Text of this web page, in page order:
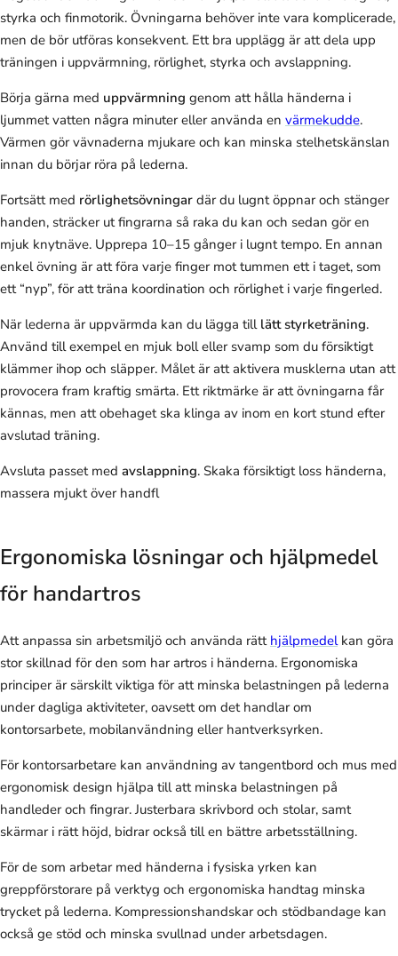
styrka och finmotorik. Övningarna behöver inte vara komplicerade,
men de bör utföras konsekvent. Ett bra upplägg är att dela upp
träningen i uppvärmning, rörlighet, styrka och avslappning.
Börja gärna med uppvärmning genom att hålla händerna i
ljummet vatten några minuter eller använda en värmekudde.
Värmen gör vävnaderna mjukare och kan minska stelhetskänslan
innan du börjar röra på lederna.
Fortsätt med rörlighetsövningar där du lugnt öppnar och stänger
handen, sträcker ut fingrarna så raka du kan och sedan gör en
mjuk knytnäve. Upprepa 10–15 gånger i lugnt tempo. En annan
enkel övning är att föra varje finger mot tummen ett i taget, som
ett “nyp”, för att träna koordination och rörlighet i varje fingerled.
När lederna är uppvärmda kan du lägga till lätt styrketräning.
Använd till exempel en mjuk boll eller svamp som du försiktigt
klämmer ihop och släpper. Målet är att aktivera musklerna utan att
provocera fram kraftig smärta. Ett riktmärke är att övningarna får
kännas, men att obehaget ska klinga av inom en kort stund efter
avslutad träning.
Avsluta passet med avslappning. Skaka försiktigt loss händerna,
massera mjukt över handfl
Ergonomiska lösningar och hjälpmedel
för handartros
Att anpassa sin arbetsmiljö och använda rätt hjälpmedelkan göra
stor skillnad för den som har artros i händerna. Ergonomiska
principer är särskilt viktiga för att minska belastningen på lederna
under dagliga aktiviteter, oavsett om det handlar om
kontorsarbete, mobilanvändning eller hantverksyrken.
För kontorsarbetare kan användning av tangentbord och mus med
ergonomisk design hjälpa till att minska belastningen på
handleder och fingrar. Justerbara skrivbord och stolar, samt
skärmar i rätt höjd, bidrar också till en bättre arbetsställning.
För de som arbetar med händerna i fysiska yrken kan
greppförstorare på verktyg och ergonomiska handtag minska
trycket på lederna. Kompressionshandskar och stödbandage kan
också ge stöd och minska svullnad under arbetsdagen.